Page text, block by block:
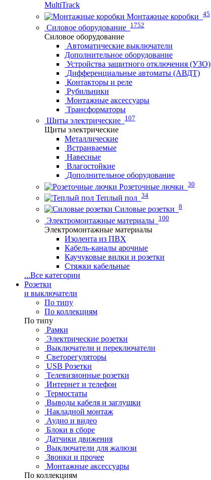
MultiTrack
Монтажные коробки 45
Силовое оборудование 1752
Силовое оборудование
Автоматические выключатели
Дополнительное оборудование
Устройства защитного отключения (УЗО)
Дифференциальные автоматы (АВДТ)
Контакторы и реле
Рубильники
Монтажные аксессуары
Трансформаторы
Щиты электрические 107
Щиты электрические
Металлические
Встраиваемые
Навесные
Влагостойкие
Дополнительное оборудование
Розеточные лючки 30
Теплый пол 34
Силовые розетки 8
Электромонтажные материалы 100
Электромонтажные материалы
Изолента из ПВХ
Кабель-каналы арочные
Каучуковые вилки и розетки
Стяжки кабельные
...Все категории
Розетки
и выключатели
По типу
По коллекциям
По типу
Рамки
Электрические розетки
Выключатели и переключатели
Светорегуляторы
USB Розетки
Телевизионные розетки
Интернет и телефон
Термостаты
Выводы кабеля и заглушки
Накладной монтаж
Аудио и видео
Блоки в сборе
Датчики движения
Выключатели для жалюзи
Звонки и прочее
Монтажные аксессуары
По коллекциям